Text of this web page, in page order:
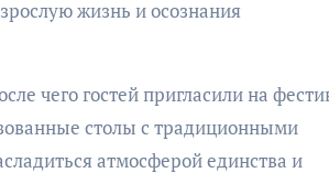
жизнь и осознания
чего гостей пригласили на
столы с традиционными
атмосферой единства и